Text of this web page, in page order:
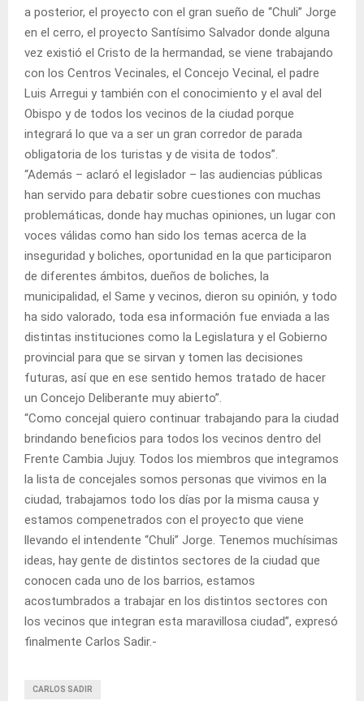
a posterior, el proyecto con el gran sueño de “Chuli” Jorge
en el cerro, el proyecto Santísimo Salvador donde alguna
vez existió el Cristo de la hermandad, se viene trabajando
con los Centros Vecinales, el Concejo Vecinal, el padre
Luis Arregui y también con el conocimiento y el aval del
Obispo y de todos los vecinos de la ciudad porque
integrará lo que va a ser un gran corredor de parada
obligatoria de los turistas y de visita de todos”.
“Además – aclaró el legislador – las audiencias públicas
han servido para debatir sobre cuestiones con muchas
problemáticas, donde hay muchas opiniones, un lugar con
voces válidas como han sido los temas acerca de la
inseguridad y boliches, oportunidad en la que participaron
de diferentes ámbitos, dueños de boliches, la
municipalidad, el Same y vecinos, dieron su opinión, y todo
ha sido valorado, toda esa información fue enviada a las
distintas instituciones como la Legislatura y el Gobierno
provincial para que se sirvan y tomen las decisiones
futuras, así que en ese sentido hemos tratado de hacer
un Concejo Deliberante muy abierto”.
“Como concejal quiero continuar trabajando para la ciudad
brindando beneficios para todos los vecinos dentro del
Frente Cambia Jujuy. Todos los miembros que integramos
la lista de concejales somos personas que vivimos en la
ciudad, trabajamos todo los días por la misma causa y
estamos compenetrados con el proyecto que viene
llevando el intendente “Chuli” Jorge. Tenemos muchísimas
ideas, hay gente de distintos sectores de la ciudad que
conocen cada uno de los barrios, estamos
acostumbrados a trabajar en los distintos sectores con
los vecinos que integran esta maravillosa ciudad”, expresó
finalmente Carlos Sadir.-
CARLOS SADIR